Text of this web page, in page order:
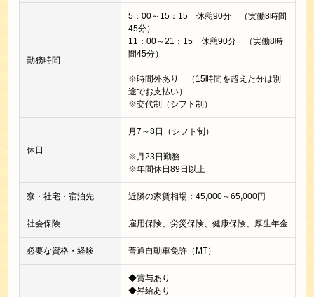
勤務時間
5：00～15：15 休憩90分 （実働8時間
45分）
11：00～21：15 休憩90分 （実働8時
間45分）
※時間外あり （15時間を超えた分は別
途でお支払い）
※交代制（シフト制）
休日
月7～8日（シフト制）
※月23日勤務
※年間休日89日以上
寮・社宅・宿泊先 近隣の家賃相場：45,000～65,000円
社会保険 雇用保険、労災保険、健康保険、厚生年金
必要な資格・経験 普通自動車免許（MT）
◆賞与あり
◆昇給あり